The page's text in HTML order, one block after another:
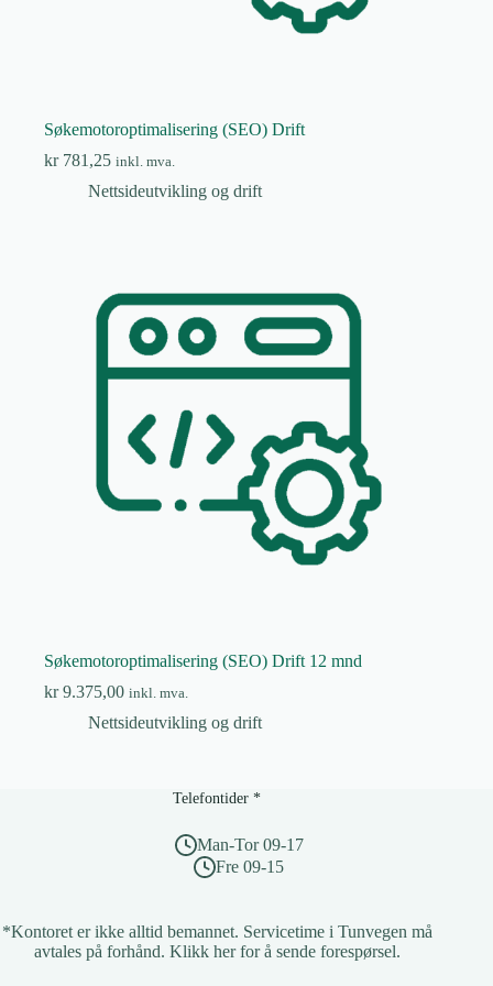
Søkemotoroptimalisering (SEO) Drift
kr781,25 inkl. mva.
Nettsideutvikling og drift
Søkemotoroptimalisering (SEO) Drift 12 mnd
kr9.375,00 inkl. mva.
Nettsideutvikling og drift
Telefontider *
Man-Tor 09-17
Fre 09-15
*Kontoret er ikke alltid bemannet. Servicetime i Tunvegen må
avtales på forhånd. Klikk her for å sende forespørsel.